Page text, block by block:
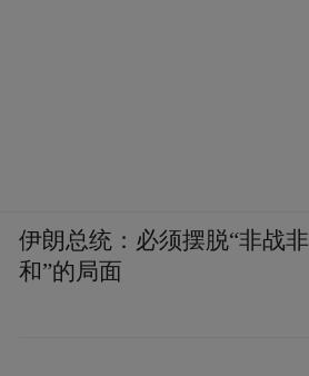
伊朗总统：必须摆脱“非战非
和”的局面